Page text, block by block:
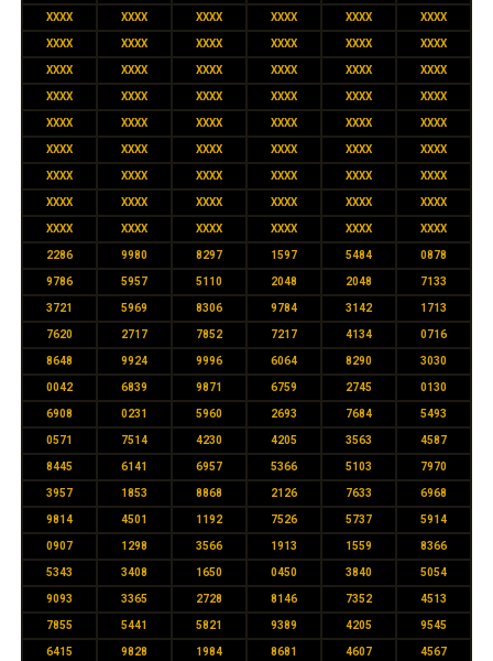
XXXX XXXX XXXX XXXX XXXX XXXX
XXXX XXXX XXXX XXXX XXXX XXXX
XXXX XXXX XXXX XXXX XXXX XXXX
XXXX XXXX XXXX XXXX XXXX XXXX
XXXX XXXX XXXX XXXX XXXX XXXX
XXXX XXXX XXXX XXXX XXXX XXXX
XXXX XXXX XXXX XXXX XXXX XXXX
XXXX XXXX XXXX XXXX XXXX XXXX
XXXX XXXX XXXX XXXX XXXX XXXX
2286 9980 8297 1597 5484 0878
9786 5957 5110 2048 2048 7133
3721 5969 8306 9784 3142 1713
7620 2717 7852 7217 4134 0716
8648 9924 9996 6064 8290 3030
0042 6839 9871 6759 2745 0130
6908 0231 5960 2693 7684 5493
0571 7514 4230 4205 3563 4587
8445 6141 6957 5366 5103 7970
3957 1853 8868 2126 7633 6968
9814 4501 1192 7526 5737 5914
0907 1298 3566 1913 1559 8366
5343 3408 1650 0450 3840 5054
9093 3365 2728 8146 7352 4513
7855 5441 5821 9389 4205 9545
6415 9828 1984 8681 4607 4567